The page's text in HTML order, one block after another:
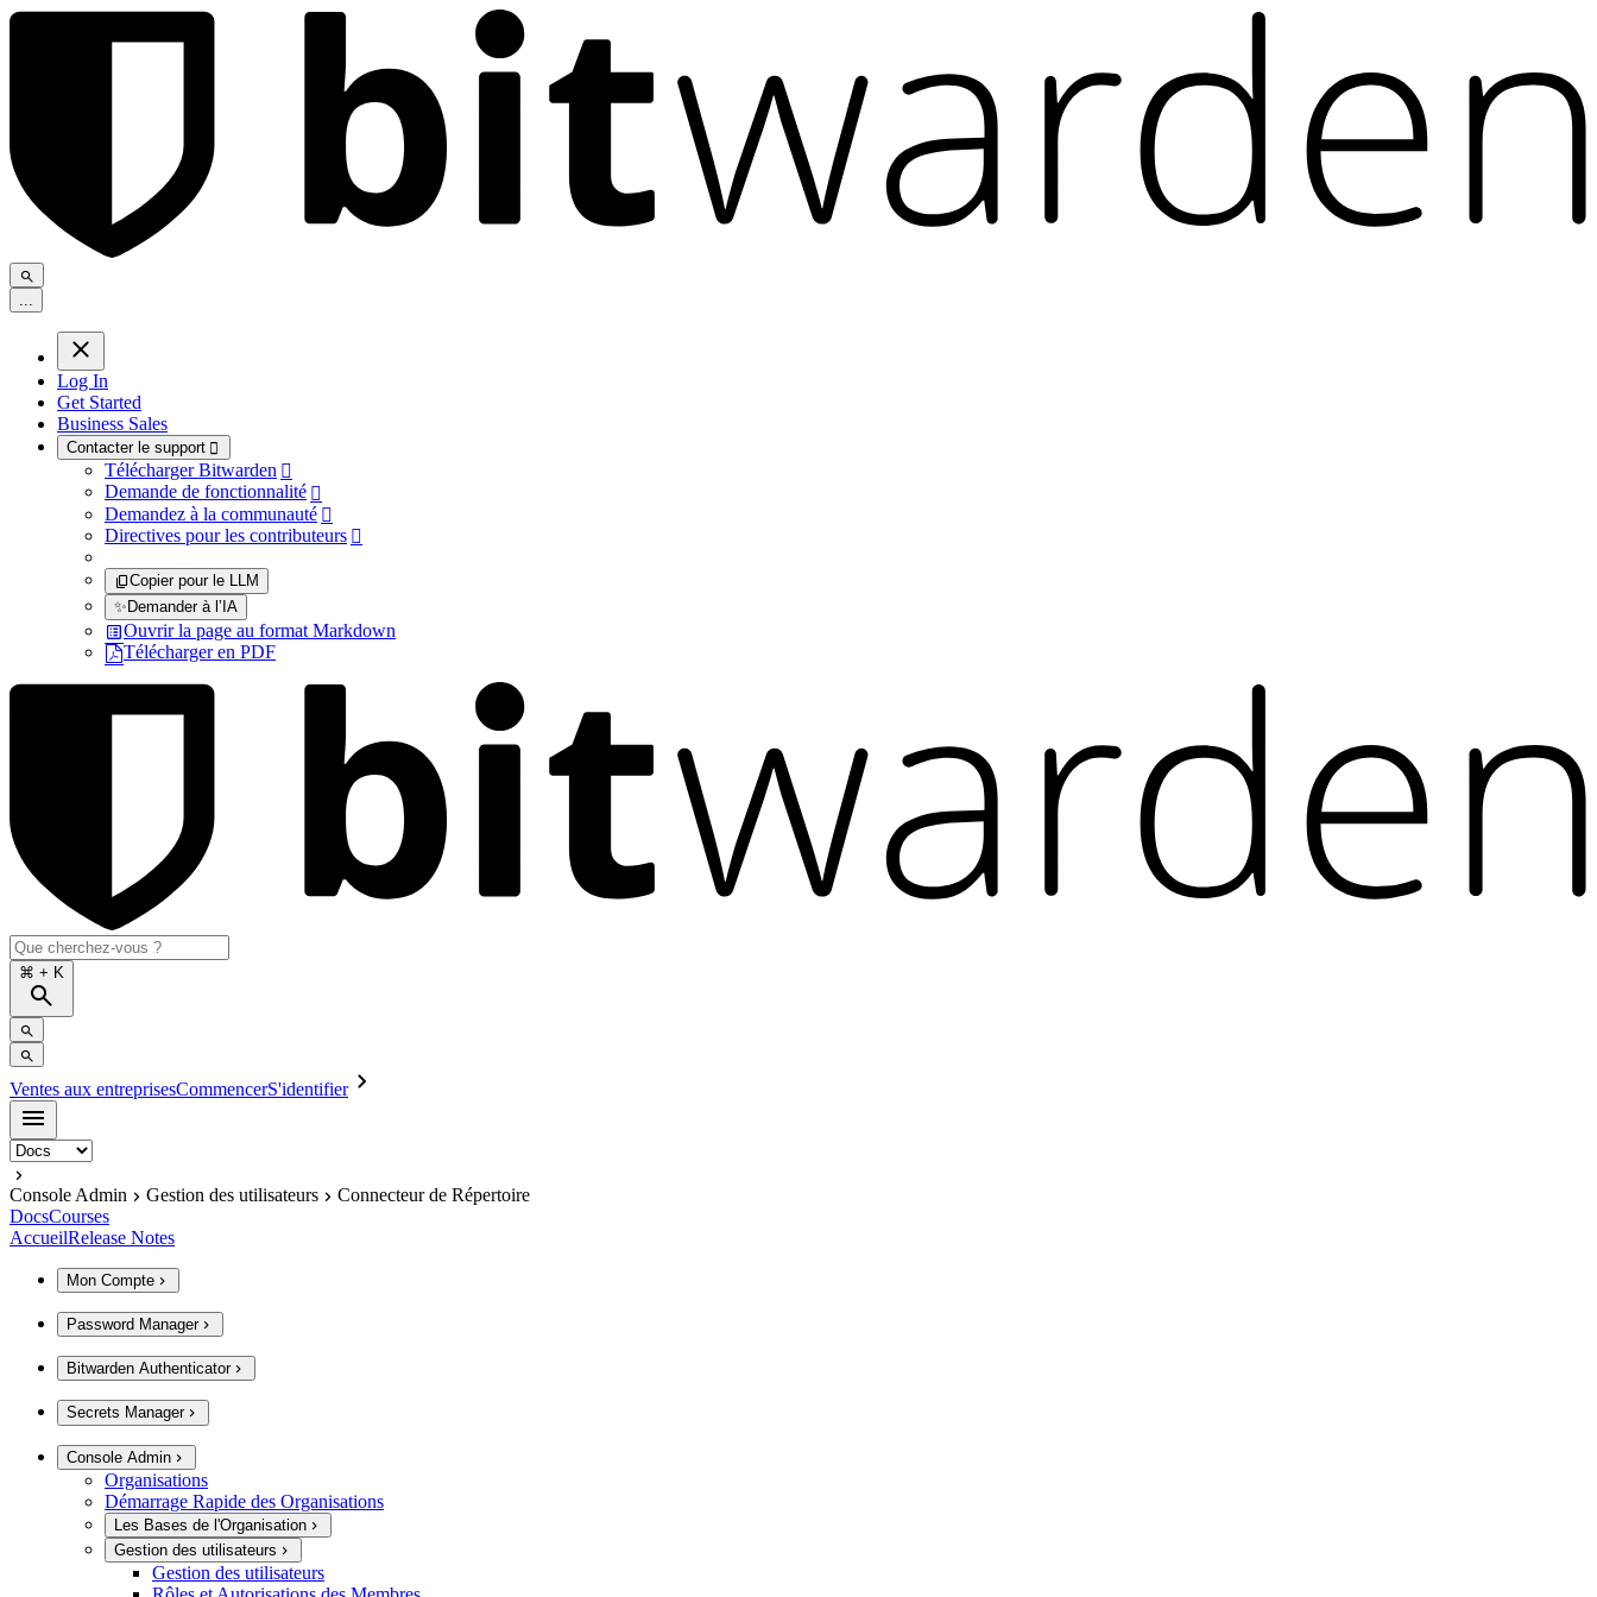
Log In
Get Started
Business Sales
Contacter le support 
Télécharger Bitwarden 
Demande de fonctionnalité 
Demandez à la communauté 
Directives pour les contributeurs 
Copier pour le LLM
✨Demander à l’IA
Ouvrir la page au format Markdown
Télécharger en PDF
⌘ + K
Ventes aux entreprisesCommencerS'identifier
Console Admin Gestion des utilisateurs
Connecteur de Répertoire
DocsCourses
AccueilRelease Notes
Mon Compte
Password Manager
Bitwarden Authenticator
Secrets Manager
Console Admin
Organisations
Démarrage Rapide des Organisations
Les Bases de l'Organisation
Gestion des utilisateurs
Gestion des utilisateurs